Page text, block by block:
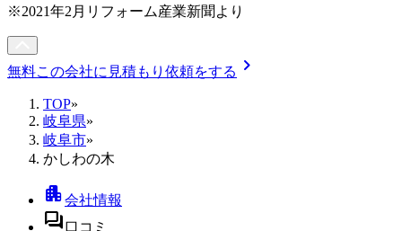
※2021年2月リフォーム産業新聞より
無料この会社に見積もり依頼をする chevron_right
TOP»
岐阜県»
岐阜市»
かしわの木
apartment会社情報
forum口コミ